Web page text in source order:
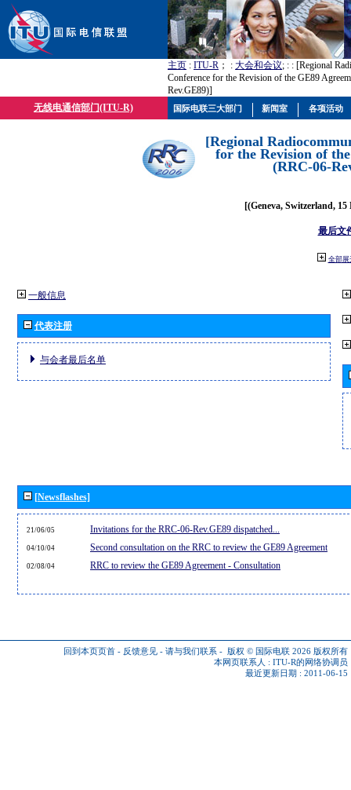
主页 : ITU-R ； : 大会和会议; : : [Regional
Conference for the Revision of the GE89
Rev.GE89)]
无线电通信部门(ITU-R)
[Regional
for the Revision of
(RRC-06-
[(Geneva, Switzerland, 15
最后文
全部展
一般信息
代表注册
与会者最后名单
[Newsflashes]
21/06/05 Invitations for the RRC-06-Rev.GE89 dispatched...
04/10/04 Second consultation on the RRC to review the GE89 Agreement
02/08/04 RRC to review the GE89 Agreement - Consultation
回到本页页首 - 反馈意见 - 请与我们联系 - 版权 © 国际电联 2026 版权所有
本网页联系人 : ITU-R的网络协调员
最近更新日期 : 2011-06-15
国际电联三大部门 新闻室 各项活动